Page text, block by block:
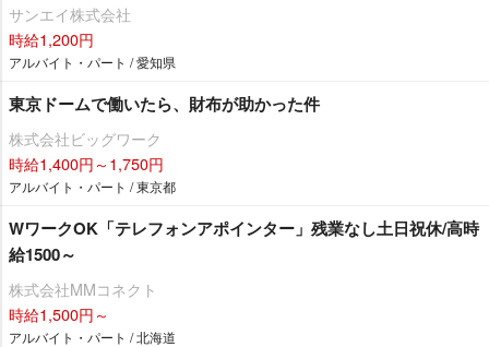
サンエイ株式会社
時給1,200円
アルバイト・パート / 愛知県
東京ドームで働いたら、財布が助かった件
株式会社ビッグワーク
時給1,400円～1,750円
アルバイト・パート / 東京都
WワークOK「テレフォンアポインター」残業なし土日祝休/高時
給1500～
株式会社MMコネクト
時給1,500円～
アルバイト・パート / 北海道